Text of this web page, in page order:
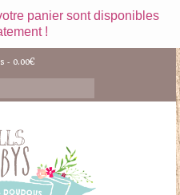
panier sont disponibles
!
- 0.00€